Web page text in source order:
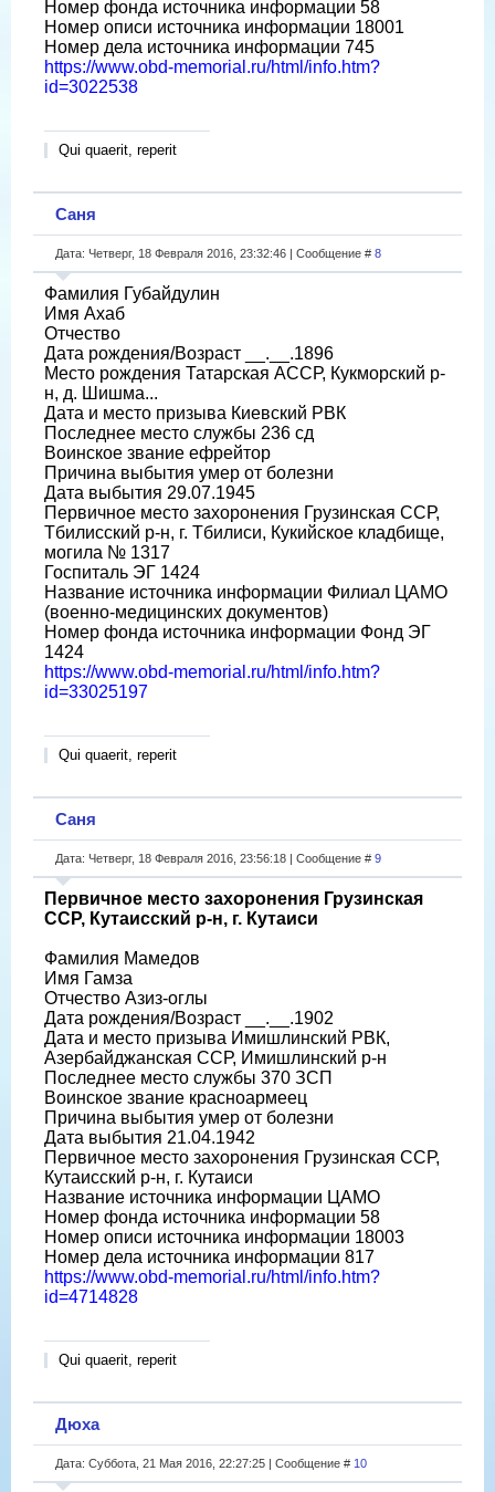
Номер фонда источника информации 58
Номер описи источника информации 18001
Номер дела источника информации 745
https://www.obd-memorial.ru/html/info.htm?
id=3022538
Qui quaerit, reperit
Саня
Дата: Четверг, 18 Февраля 2016, 23:32:46 | Сообщение # 8
Фамилия Губайдулин
Имя Ахаб
Отчество
Дата рождения/Возраст __.__.1896
Место рождения Татарская АССР, Кукморский р-
н, д. Шишма...
Дата и место призыва Киевский РВК
Последнее место службы 236 сд
Воинское звание ефрейтор
Причина выбытия умер от болезни
Дата выбытия 29.07.1945
Первичное место захоронения Грузинская ССР,
Тбилисский р-н, г. Тбилиси, Кукийское кладбище,
могила № 1317
Госпиталь ЭГ 1424
Название источника информации Филиал ЦАМО
(военно-медицинских документов)
Номер фонда источника информации Фонд ЭГ
1424
https://www.obd-memorial.ru/html/info.htm?
id=33025197
Qui quaerit, reperit
Саня
Дата: Четверг, 18 Февраля 2016, 23:56:18 | Сообщение # 9
Первичное место захоронения Грузинская
ССР, Кутаисский р-н, г. Кутаиси
Фамилия Мамедов
Имя Гамза
Отчество Азиз-оглы
Дата рождения/Возраст __.__.1902
Дата и место призыва Имишлинский РВК,
Азербайджанская ССР, Имишлинский р-н
Последнее место службы 370 ЗСП
Воинское звание красноармеец
Причина выбытия умер от болезни
Дата выбытия 21.04.1942
Первичное место захоронения Грузинская ССР,
Кутаисский р-н, г. Кутаиси
Название источника информации ЦАМО
Номер фонда источника информации 58
Номер описи источника информации 18003
Номер дела источника информации 817
https://www.obd-memorial.ru/html/info.htm?
id=4714828
Qui quaerit, reperit
Дюха
Дата: Суббота, 21 Мая 2016, 22:27:25 | Сообщение # 10